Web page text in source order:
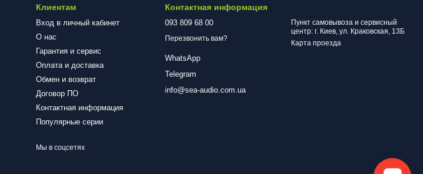
Клиентам
Вход в личный кабинет
О нас
Гарантия и сервис
Оплата и доставка
Обмен и возврат
​​​​​​​Договор ПО
Контактная информация
Популярные серии
Мы в соцсетях
Контактная информация
093 809 68 00
Перезвонить вам?
WhatsApp
Telegram
info@sea-audio.com.ua
Пункт самовывоза и сервисный
центр: г. Киев, ул. Краковская, 13Б
Карта проезда